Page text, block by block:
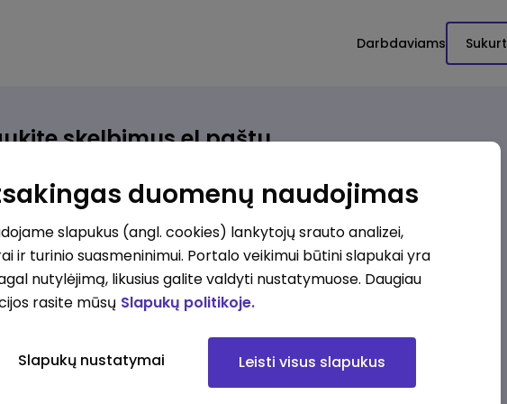
Darbdaviams
skelbimus el.paštu
atsiras, iš karto gausite jį el. paštu.
ieškote darbo?*
Pridėti naują
Kokios srities darbo pasiūlymai jus domina?
Pridėti naują
duomenų naudojimas
slapukus (angl. cookies) lankytojų srauto analizei,
ir turinio suasmeninimui. Portalo veikimui būtini slapukai yra
nutylėjimą, likusius galite valdyti nustatymuose. Daugiau
rasite mūsų Slapukų politikoje.
Slapukų nustatymai Leisti visus slapukus